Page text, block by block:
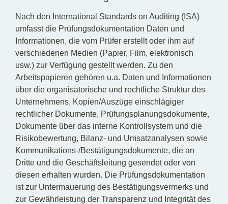
Nach den International Standards on Auditing (ISA)
umfasst die Prüfungsdokumentation Daten und
Informationen, die vom Prüfer erstellt oder ihm auf
verschiedenen Medien (Papier, Film, elektronisch
usw.) zur Verfügung gestellt werden. Zu den
Arbeitspapieren gehören u.a. Daten und Informationen
über die organisatorische und rechtliche Struktur des
Unternehmens, Kopien/Auszüge einschlägiger
rechtlicher Dokumente, Prüfungsplanungsdokumente,
Dokumente über das interne Kontrollsystem und die
Risikobewertung, Bilanz- und Umsatzanalysen sowie
Kommunikations-/Bestätigungsdokumente, die an
Dritte und die Geschäftsleitung gesendet oder von
diesen erhalten wurden. Die Prüfungsdokumentation
ist zur Untermauerung des Bestätigungsvermerks und
zur Gewährleistung der Transparenz und Integrität des